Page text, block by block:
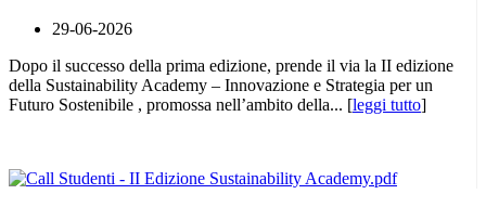
29-06-2026
Dopo il successo della prima edizione, prende il via la II edizione
della Sustainability Academy – Innovazione e Strategia per un
Futuro Sostenibile , promossa nell’ambito della... [leggi tutto]